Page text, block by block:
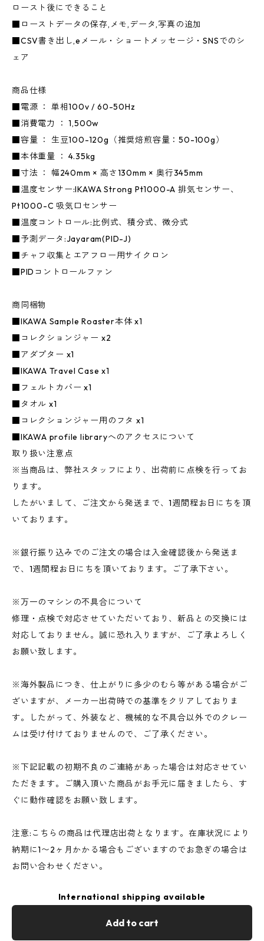
ロースト後にできること
■ローストデータの保存,メモ,データ,写真の追加
■CSV書き出し,eメール・ショートメッセージ・SNSでのシ
ェア
商品仕様
■電源 ： 単相100v / 60-50Hz
■消費電力 ： 1,500w
■容量 ： 生豆100-120g（推奨焙煎容量：50-100g）
■本体重量 ： 4.35kg
■寸法 ： 幅240mm × 高さ130mm × 奥行345mm
■温度センサー:IKAWA Strong Pt1000-A 排気センサー、
Pt1000-C 吸気口センサー
■温度コントロール:比例式、積分式、微分式
■予測データ:Jayaram(PID-J)
■チャフ収集とエアフロー用サイクロン
■PIDコントロールファン
商同梱物
■IKAWA Sample Roaster本体 x1
■コレクションジャー x2
■アダプター x1
■IKAWA Travel Case x1
■フェルトカバー x1
■タオル x1
​■コレクションジャー用のフタ x1
■IKAWA profile libraryへのアクセスについて
取り扱い注意点
※当商品は、弊社スタッフにより、出荷前に点検を行ってお
ります。
したがいまして、ご注文から発送まで、1週間程お日にちを頂
いております。
※銀行振り込みでのご注文の場合は入金確認後から発送ま
で、1週間程お日にちを頂いております。ご了承下さい。
※万一のマシンの不具合について
修理・点検で対応させていただいており、新品との交換には
対応しておりません。誠に恐れ入りますが、ご了承よろしく
お願い致します。
※海外製品につき、仕上がりに多少のむら等がある場合がご
ざいますが、メーカー出荷時での基準をクリアしておりま
す。したがって、外装など、機械的な不具合以外でのクレー
ムは受け付けておりませんので、ご了承ください。
※下記記載の初期不良のご連絡があった場合は対応させてい
ただきます。ご購入頂いた商品がお手元に届きましたら、す
ぐに動作確認をお願い致します。
注意:こちらの商品は代理店出荷となります。在庫状況により
納期に1〜2ヶ月かかる場合もございますのでお急ぎの場合は
お問い合わせください。
International shipping available
Add to cart